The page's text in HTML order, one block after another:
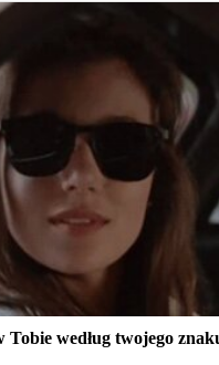
Tobie według twojego